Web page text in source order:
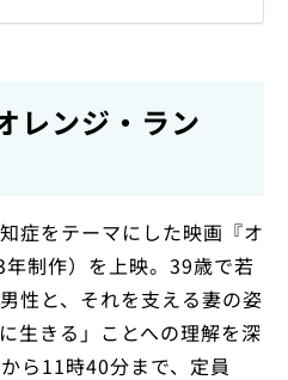
レンジ・ラン
症をテーマにした映画『オ
制作）を上映。39歳で若
性と、それを支える妻の姿
生きる」ことへの理解を深
ら11時40分まで、定員